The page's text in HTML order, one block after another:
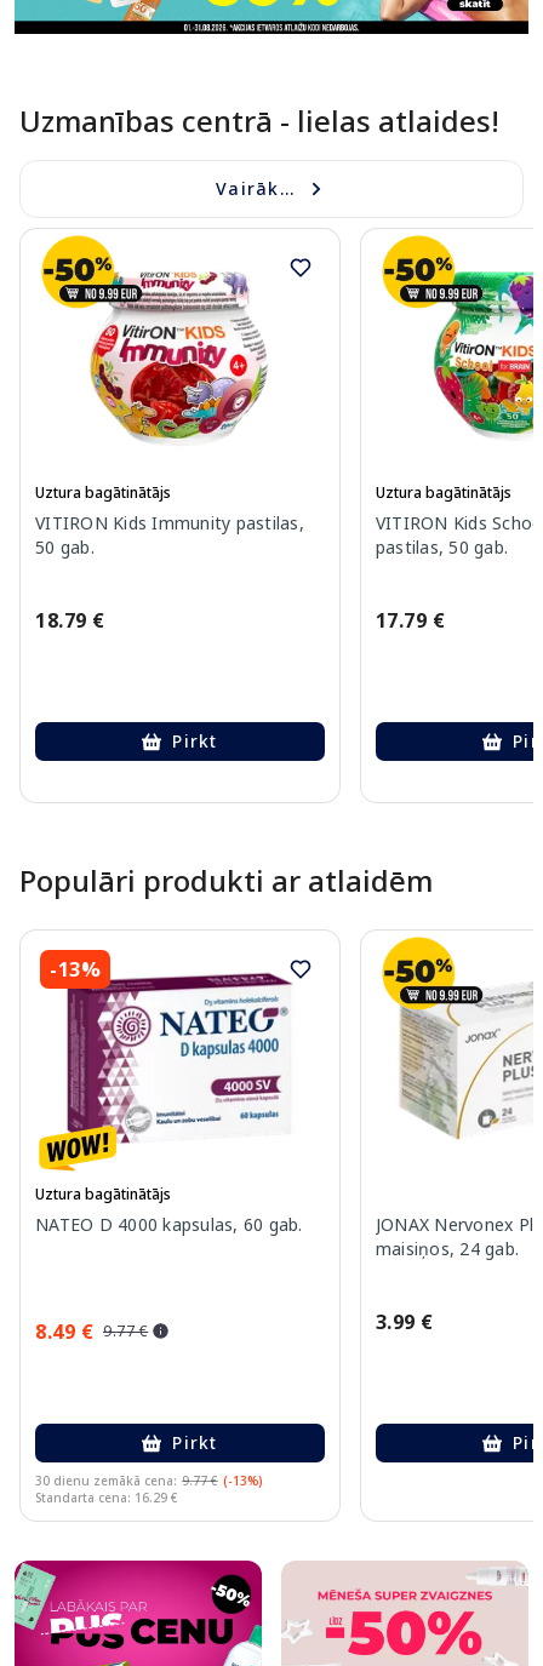
Uzmanības centrā - lielas atlaides!
Vairāk...
Uztura bagātinātājs
VITIRON Kids Immunity pastilas,
50 gab.
18.79 €
Pirkt
Uztura bagātinātājs
VITIRON Kids
pastilas, 50 gab.
17.79 €
Populāri produkti ar atlaidēm
-13%
Uztura bagātinātājs
NATEO D 4000 kapsulas, 60 gab.
8.49 € 9.77 €
Pirkt
30 dienu zemākā cena: 9.77 € (-13%)
Standarta cena: 16.29 €
JONAX Nervonex
maisiņos, 24 gab.
3.99 €